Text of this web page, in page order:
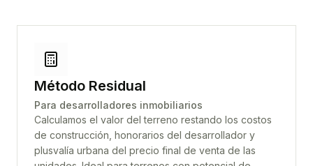
Método Residual
Para desarrolladores inmobiliarios
Calculamos el valor del terreno restando los costos
de construcción, honorarios del desarrollador y
plusvalía urbana del precio final de venta de las